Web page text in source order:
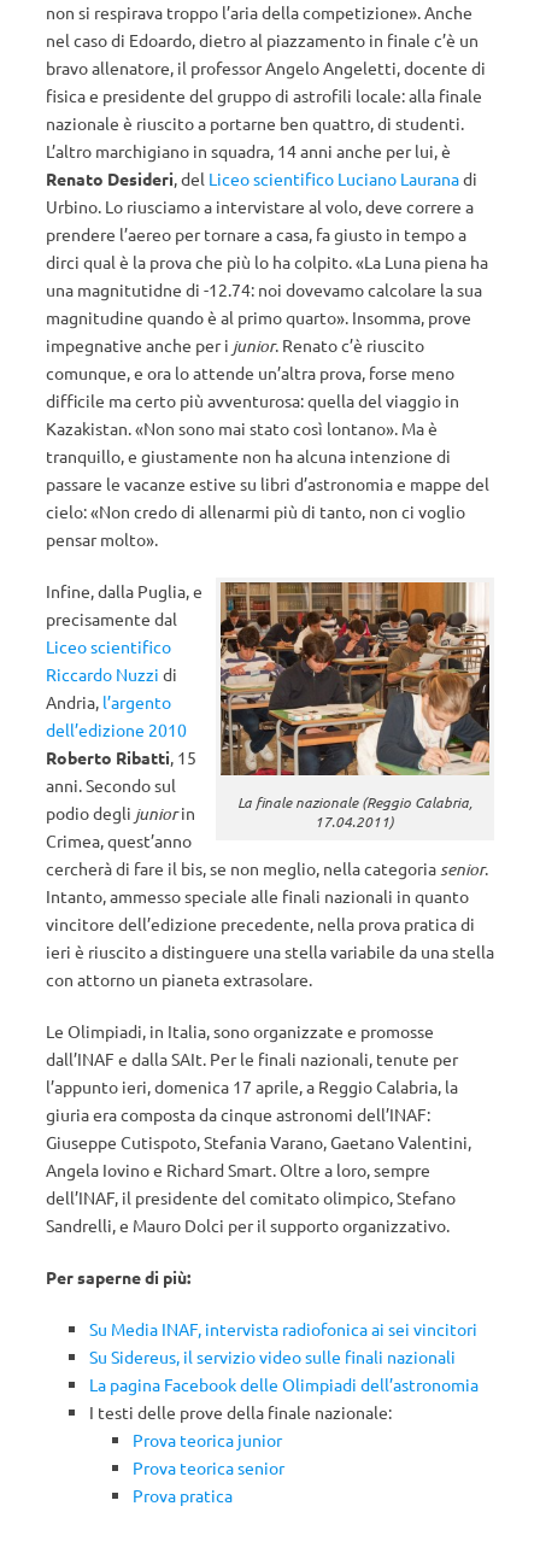
non si respirava troppo l’aria della competizione». Anche
nel caso di Edoardo, dietro al piazzamento in finale c’è un
bravo allenatore, il professor Angelo Angeletti, docente di
fisica e presidente del gruppo di astrofili locale: alla finale
nazionale è riuscito a portarne ben quattro, di studenti.
L’altro marchigiano in squadra, 14 anni anche per lui, è
Renato Desideri, del Liceo scientifico Luciano Lauranadi
Urbino. Lo riusciamo a intervistare al volo, deve correre a
prendere l’aereo per tornare a casa, fa giusto in tempo a
dirci qual è la prova che più lo ha colpito. «La Luna piena ha
una magnitutidne di -12.74: noi dovevamo calcolare la sua
magnitudine quando è al primo quarto». Insomma, prove
impegnative anche per i junior. Renato c’è riuscito
comunque, e ora lo attende un’altra prova, forse meno
difficile ma certo più avventurosa: quella del viaggio in
Kazakistan. «Non sono mai stato così lontano». Ma è
tranquillo, e giustamente non ha alcuna intenzione di
passare le vacanze estive su libri d’astronomia e mappe del
cielo: «Non credo di allenarmi più di tanto, non ci voglio
pensar molto».
La finale nazionale (Reggio Calabria,
17.04.2011)
Infine, dalla Puglia, e
precisamente dal
Liceo scientifico
Riccardo Nuzzi di
Andria, l’argento
dell’edizione 2010
Roberto Ribatti, 15
anni. Secondo sul
podio degli juniorin
Crimea, quest’anno
cercherà di fare il bis, se non meglio, nella categoriasenior.
Intanto, ammesso speciale alle finali nazionali in quanto
vincitore dell’edizione precedente, nella prova pratica di
ieri è riuscito a distinguere una stella variabile da una stella
con attorno un pianeta extrasolare.
Le Olimpiadi, in Italia, sono organizzate e promosse
dall’INAF e dalla SAIt. Per le finali nazionali, tenute per
l’appunto ieri, domenica 17 aprile, a Reggio Calabria, la
giuria era composta da cinque astronomi dell’INAF:
Giuseppe Cutispoto, Stefania Varano, Gaetano Valentini,
Angela Iovino e Richard Smart. Oltre a loro, sempre
dell’INAF, il presidente del comitato olimpico, Stefano
Sandrelli, e Mauro Dolci per il supporto organizzativo.
Per saperne di più:
Su Media INAF, intervista radiofonica ai sei vincitori
Su Sidereus, il servizio video sulle finali nazionali
La pagina Facebook delle Olimpiadi dell’astronomia
I testi delle prove della finale nazionale:
Prova teorica junior
Prova teorica senior
Prova pratica